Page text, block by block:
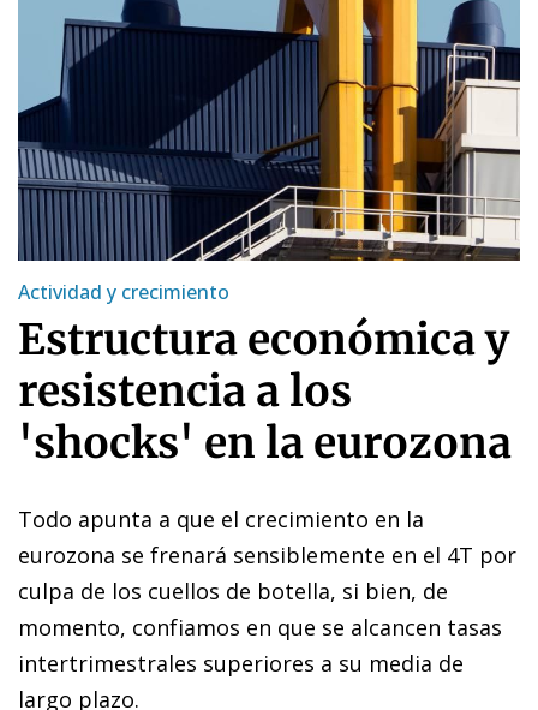
Actividad y crecimiento
Estructura económica y
resistencia a los
'shocks' en la eurozona
Todo apunta a que el crecimiento en la
eurozona se frenará sensiblemente en el 4T por
culpa de los cuellos de botella, si bien, de
momento, confiamos en que se alcancen tasas
intertrimestrales superiores a su media de
largo plazo.